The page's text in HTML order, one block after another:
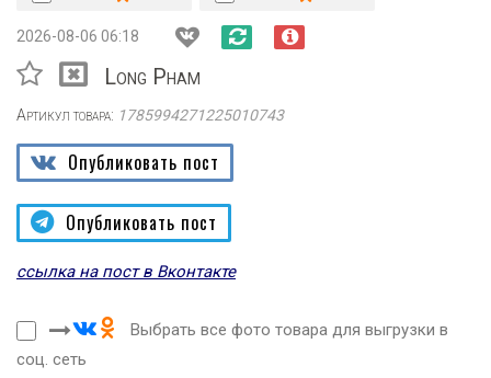
2026-08-06 06:18
Long Pham
Артикул товара: 1785994271225010743
Опубликовать пост
Опубликовать пост
ссылка на пост в Вконтакте
Выбрать все фото товара для выгрузки в
соц. сеть